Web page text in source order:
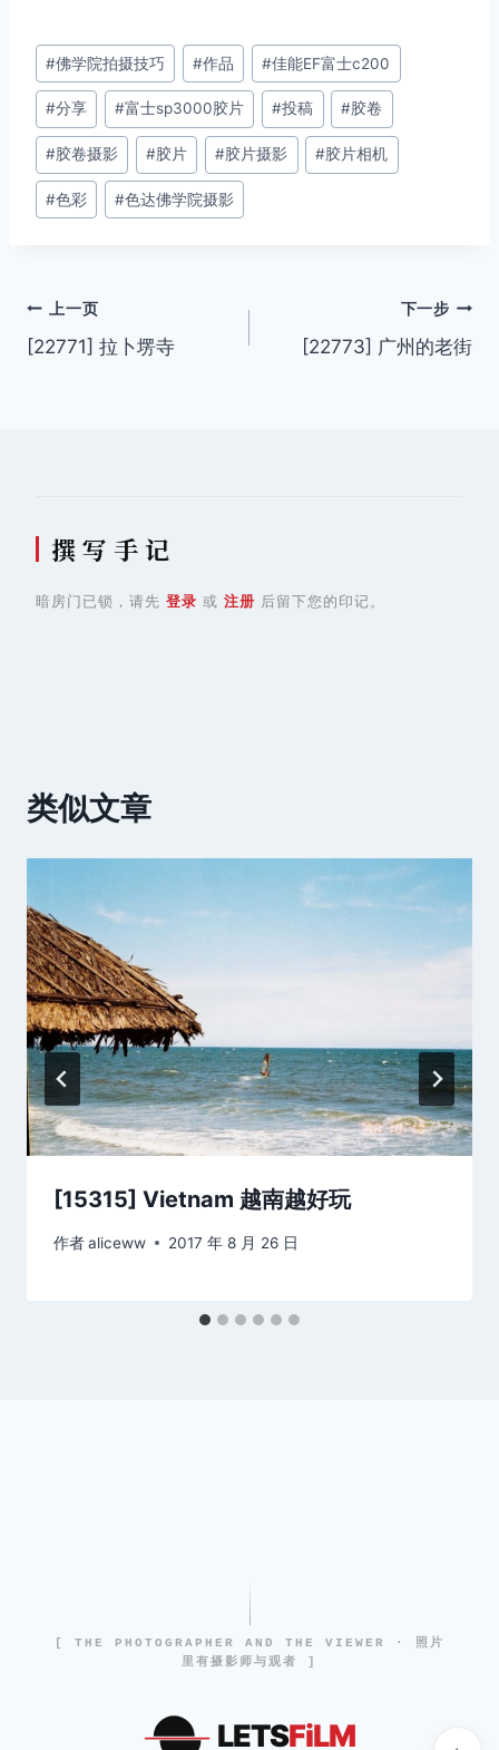
文
章
标
签：
#佛学院拍摄技巧 #作品 #佳能EF富士c200
#分享 #富士sp3000胶片 #投稿 #胶卷
#胶卷摄影 #胶片 #胶片摄影 #胶片相机
#色彩 #色达佛学院摄影
文
章
上一页
[22771] 拉卜塄寺
下一步
[22773] 广州的老街
撰 写 手 记
暗房门已锁，请先 登录 或 注册 后留下您的印记。
类似文章
[15315] Vietnam 越南越好玩
作者aliceww 2017 年 8 月 26 日
[ THE PHOTOGRAPHER AND THE VIEWER · 照片
里有摄影师与观者 ]
LETSFiLM